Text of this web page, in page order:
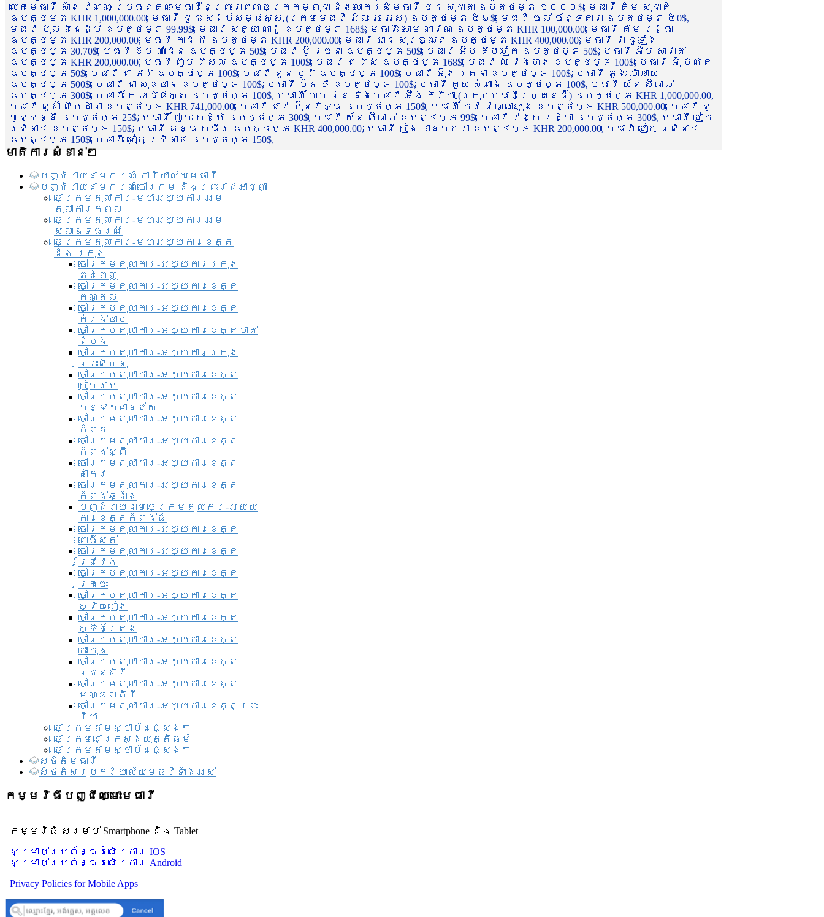
លោកមេធាវី សាំង វណ្ណៈ ប្រធានគណៈមេធាវីនៃព្រះរាជាណាចក្រកម្ពុជា និងលោកស្រីមេធាវី ថុន សុជាតា ឧបត្ថម្ភ ១០០០$, មេធាវី គីម សុជាតិ
ឧបត្ថម្ភ KHR 1,000,000.00, មេធាវី ជួន សេដ្ឋសម្ផស្ស (ក្រុមមេធាវី អិល អេ អេស) ឧបត្ថម្ភ ៥៦$, មេធាវី ចល់ ច័ន្ទតារា ឧបត្ថម្ភ ៥0$,
មេធាវី ប៉ុល ពិជេដ្ឋ ឧបត្ថម្ភ 99.99$, មេធាវី សត្យា ណាដូ ឧបត្ថម្ភ 168$, មេធាវី សោម ណារីណា ឧបត្ថម្ភ KHR 100,000.00, មេធាវី គឹម រដ្ធា
ឧបត្ថម្ភ KHR 200,000.00, មេធាវី កាដា ជី ឧបត្ថម្ភ KHR 200,000.00, មេធាវី អាន សុវឌ្ឍនា ឧបត្ថម្ភ KHR 400,000.00, មេធាវី វ៉ា ជូទៀង
ឧបត្ថម្ភ 30.70$, មេធាវី ខឹម ណាដែន ឧបត្ថម្ភ 50$, មេធាវី ប៊ូ រចនា ឧបត្ថម្ភ 50$, មេធាវី អ៊ាម គឹមហៀក ឧបត្ថម្ភ 50$, មេធាវី អ៊ឹម សារ៉ាត់
ឧបត្ថម្ភ KHR 200,000.00, មេធាវី ញឹម ពិសាល ឧបត្ថម្ភ 100$, មេធាវី ជា ពិសី ឧបត្ថម្ភ 168$, មេធាវី លី វ៉េងហេង ឧបត្ថម្ភ 100$, មេធាវី អ៊ុំ ម៉ាណិត
ឧបត្ថម្ភ 50$, មេធាវី ជា ភារ៉ា ឧបត្ថម្ភ 100$, មេធាវី នួន បូរ៉ា ឧបត្ថម្ភ 100$, មេធាវី អ៊ុង រតនា ឧបត្ថម្ភ 100$, មេធាវី ភួង ប៉ោឆាយ
ឧបត្ថម្ភ 500$, មេធាវី ជា សុខចាន់ ឧបត្ថម្ភ 100$, មេធាវី ប៊ុន ទី ឧបត្ថម្ភ 100$, មេធាវី គួយ សំណាង ឧបត្ថម្ភ 100$, មេធាវី យ័ន ស៊ីណាល់
ឧបត្ថម្ភ 300$, មេធាវី កែ ឆដាផស្ស ឧបត្ថម្ភ 100$, មេធាវី ហែម វុន និងមេធាវី អ៊ឹង កិរិយា (ក្រុមមេធាវីហ្គ្រេនដ៏) ឧបត្ថម្ភ KHR 1,000,000.00,
មេធាវី សួគ៌ា លឹមដារា ឧបត្ថម្ភ KHR 741,000.00, មេធាវី ជាវ ប៊ុនរិទ្ធ ឧបត្ថម្ភ 150$, មេធាវី កែវ វណ្ណាឡុង ឧបត្ថម្ភ KHR 500,000.00, មេធាវី សូ
មូសេ្សន្នី ឧបត្ថម្ភ 25$, មេធាវី ញ៉ែម សេដ្ឋា ឧបត្ថម្ភ 300$, មេធាវី យ័ន ស៊ីណាល់ ឧបត្ថម្ភ 99$, មេធាវី វង្ស រដ្ឋា ឧបត្ថម្ភ 300$, មេធាវី ជៀក
ស្រីនាថ ឧបត្ថម្ភ 150$, មេធាវី គន្ធ សុធីរ ឧបត្ថម្ភ KHR 400,000.00, មេធាវី សៀង ខាន់មករា ឧបត្ថម្ភ KHR 200,000.00, មេធាវី ជៀក ស្រីនាថ
ឧបត្ថម្ភ 150$, មេធាវី ជៀក ស្រីនាថ ឧបត្ថម្ភ 150$,
មាតិការសំខាន់ៗ
បញ្ជី​រាយ​នាមករណ៍ ការិយាល័យ​មេធាវី​
បញ្ជី​រាយ​នាមករណ៍​ចៅក្រម និងព្រះរាជអាជ្ញា
ចៅក្រមតុលាការ-មហាអយ្យការអម
តុលាការកំពូល
ចៅក្រមតុលាការ-មហាអយ្យការអម
សាលាឧទ្ធរណ៏
ចៅក្រមតុលាការ-មហាអយ្យការខេត្ត
និង ក្រុង
ចៅក្រមតុលាការ-អយ្យការក្រុង
ភ្នំពេញ
ចៅក្រមតុលាការ-អយ្យការខេត្ត
កណ្តាល
ចៅក្រមតុលាការ-អយ្យការខេត្ត
កំពង់ចាម
ចៅក្រមតុលាការ-អយ្យការខេត្តបាត់
ដំបង
ចៅក្រមតុលាការ-អយ្យការ​ក្រុង
ព្រះសីហនុ
ចៅក្រមតុលាការ-អយ្យការខេត្ត
សៀមរាប
ចៅក្រមតុលាការ-អយ្យការខេត្ត
បន្ទាយមានជ័យ
ចៅក្រមតុលាការ-អយ្យការខេត្ត
កំពត
ចៅក្រមតុលាការ-អយ្យការខេត្ត
កំពង់ស្ពឺ
ចៅក្រមតុលាការ-អយ្យការខេត្ត
តាកែវ
ចៅក្រមតុលាការ-អយ្យការខេត្ត
កំពង់ឆ្នាំង
បញ្ជីរាយនាមចៅក្រមតុលាការ-អយ្យ
ការខេត្តកំពង់ធំ
ចៅក្រមតុលាការ-អយ្យការខេត្ត
ពោធិ៍សាត់
ចៅក្រមតុលាការ-អយ្យការខេត្ត
ព្រៃវែង
ចៅក្រមតុលាការ-អយ្យការខេត្ត
ក្រចេះ
ចៅក្រមតុលាការ-អយ្យការខេត្ត
ស្វាយរៀង
ចៅក្រមតុលាការ-អយ្យការខេត្ត
ស្ទឹងត្រែង
ចៅក្រមតុលាការ-អយ្យការខេត្ត
កោះកុង
ចៅក្រមតុលាការ-អយ្យការខេត្ត
រតនគិរី
ចៅក្រមតុលាការ-អយ្យការខេត្ត
មណ្ឌលគិរី
ចៅក្រមតុលាការ-អយ្យការខេត្តព្រះ
វិហា
ចៅក្រមតាមស្ថាប័នផ្សេងៗ
ចៅក្រមនៅក្រសួងយុត្តិធម៌
ចៅក្រមតាមស្ថាប័នផ្សេងៗ
ស្ថិតិមេធាវី
សិ្ថតិសរុបការិយាល័យមេធាវីទាំងអស់​
កម្មវិធីបញ្ជីឈ្មោះមេធាវី
កម្មវិធី សម្រាប់ Smartphone និង Tablet
សម្រាប់​ប្រព័ន្ធដំណើរការ IOS
សម្រាប់​ប្រព័ន្ធដំណើរការ Android
Privacy Policies for Mobile Apps